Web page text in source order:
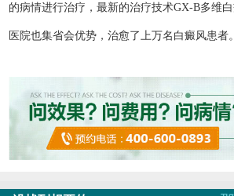
的病情进行治疗，最新的治疗技术GX-B多维
医院也集省会优势，治愈了上万名白癜风患者。